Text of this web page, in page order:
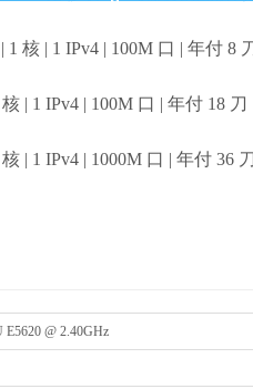
1 核 | 1 IPv4 | 100M 口 | 年付 8
| 1 IPv4 | 100M 口 | 年付 18 刀
| 1 IPv4 | 1000M 口 | 年付 36 刀
E5620 @ 2.40GHz